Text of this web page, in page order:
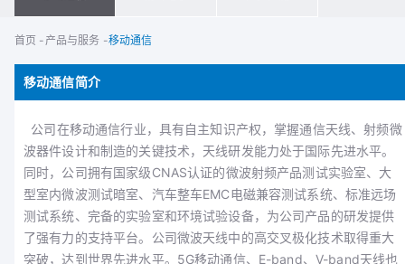
首页 - 产品与服务 -移动通信
移动通信简介
公司在移动通信行业，具有自主知识产权，掌握通信天线、射频微
波器件设计和制造的关键技术，天线研发能力处于国际先进水平。
同时，公司拥有国家级CNAS认证的微波射频产品测试实验室、大
型室内微波测试暗室、汽车整车EMC电磁兼容测试系统、标准远场
测试系统、完备的实验室和环境试验设备，为公司产品的研发提供
了强有力的支持平台。公司微波天线中的高交叉极化技术取得重大
突破，达到世界先进水平。 5G移动通信、 E-band、 V-band天线也